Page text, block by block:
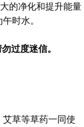
的净化和提升能量
时水。
过度迷信。
草等草药一同使